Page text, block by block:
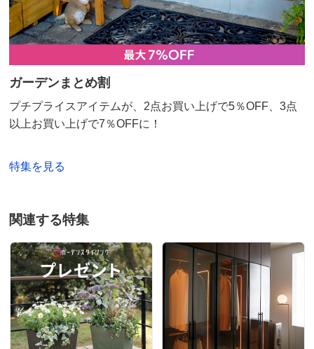
気に入ってくださり嬉しい限りです。
これからも多くのアイテムやガーデンコーディネー
ト案をお届けしていきますので、ご愛顧のほどよろ
しくお願いいたします。
千葉県
たくて購入しました。
もう少し長いサイズもあったら欲しいです。
2024/08/01
商品担当者より
ご購入いただき誠にありがとうございます。
また、ご要望も書き込んでくださり有り難いです。
ガーデンまとめ割
プチプライスアイテムが、2点お買い上げで5％OFF、3点
以上お買い上げで7％OFFに！
特集を見る
関連する特集